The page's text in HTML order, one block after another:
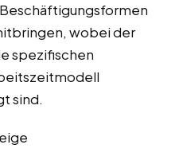
wobei der
spezifischen
sind.